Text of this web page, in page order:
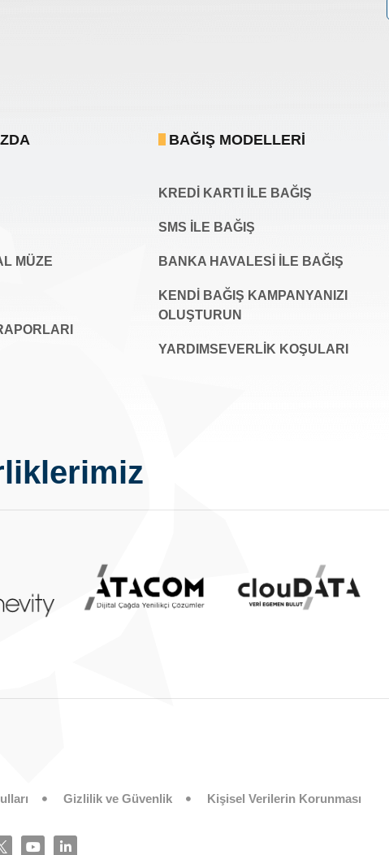
MÜZE
BAĞIŞ MODELLERI
KREDİ KARTI İLE BAĞIŞ
SMS İLE BAĞIŞ
BANKA HAVALESİ İLE BAĞIŞ
KENDİ BAĞIŞ KAMPANYANIZI
OLUŞTURUN
YARDIMSEVERLİK KOŞULARI
Gizlilik ve Güvenlik Kişisel Verilerin Korunması